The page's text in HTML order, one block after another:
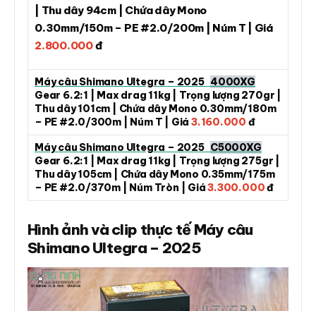
| Thu dây 94cm | Chứa dây Mono
0.30mm/150m – PE #2.0/200m | Núm T | Giá
2.800.000đ
Máy câu Shimano Ultegra – 2025 4000XG
Gear 6.2:1 | Max drag 11kg | Trọng lượng 270gr |
Thu dây 101cm | Chứa dây Mono 0.30mm/180m
– PE #2.0/300m | Núm T | Giá 3.160.000 đ
Máy câu Shimano Ultegra – 2025 C5000XG
Gear 6.2:1 | Max drag 11kg | Trọng lượng 275gr |
Thu dây 105cm | Chứa dây Mono 0.35mm/175m
– PE #2.0/370m | Núm Tròn | Giá3.300.000đ
Hình ảnh và clip thực tế Máy câu
Shimano Ultegra – 2025